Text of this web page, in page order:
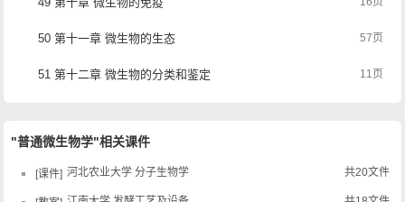
50 第十一章 微生物的生态 57页
51 第十二章 微生物的分类和鉴定 11页
"普通微生物学"相关课件
课件 河北农业大学 分子生物学 共20文件